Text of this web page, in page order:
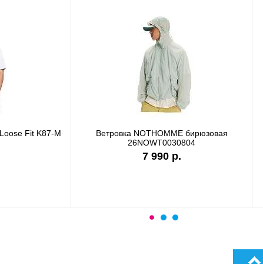
Fit K87-M
Ветровка NOTHOMME бирюзовая
26NOWT0030804
7 990 р.